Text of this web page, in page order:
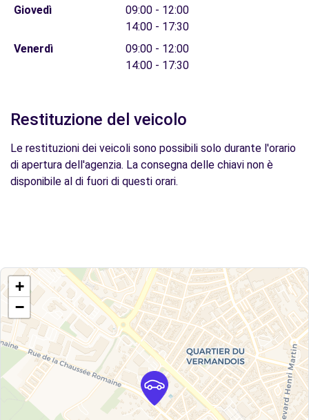
Giovedì
09:00 - 12:00
14:00 - 17:30
Venerdì
09:00 - 12:00
14:00 - 17:30
Restituzione del veicolo
Le restituzioni dei veicoli sono possibili solo durante l'orario
di apertura dell'agenzia. La consegna delle chiavi non è
disponibile al di fuori di questi orari.
+
−